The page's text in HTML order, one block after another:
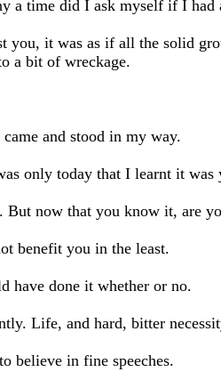
a time did I ask myself if I
you, it was as if all the solid
a bit of wreckage.
and stood in my way.
only today that I learnt it
But now that you know it, are
benefit you in the least.
have done it whether or no.
Life, and hard, bitter
believe in fine speeches.